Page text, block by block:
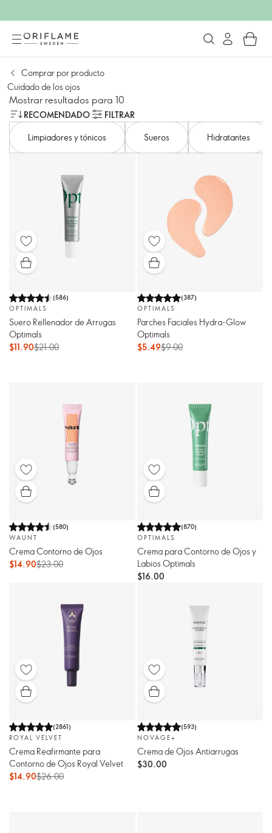
Comprar por producto
Cuidado de los ojos
Mostrar resultados para 10
RECOMENDADO
FILTRAR
Limpiadores y tónicos
Sueros Hidratantes
(586)
OPTIMALS
Suero Rellenador de Arrugas
Optimals
$11.90$21.00
(387)
OPTIMALS
Parches Faciales Hydra-Glow
Optimals
$5.49$9.00
(580)
WAUNT
Crema Contorno de Ojos
$14.90$23.00
(870)
OPTIMALS
Crema para Contorno de Ojos y
Labios Optimals
$16.00
(2861)
ROYAL VELVET
Crema Reafirmante para
Contorno de Ojos Royal Velvet
$14.90$26.00
(593)
NOVAGE+
Crema de Ojos Antiarrugas
$30.00